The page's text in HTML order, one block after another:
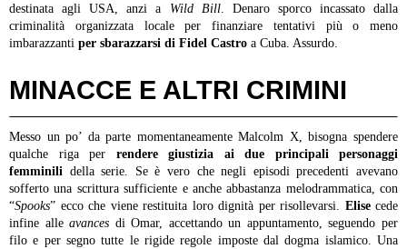
destinata agli USA, anzi a Wild Bill. Denaro sporco incassato dalla
criminalità organizzata locale per finanziare tentativi più o meno
imbarazzanti per sbarazzarsi di Fidel Castro a Cuba. Assurdo.
MINACCE E ALTRI CRIMINI
Messo un po’ da parte momentaneamente Malcolm X, bisogna spendere
qualche riga per rendere giustizia ai due principali personaggi
femminili della serie. Se è vero che negli episodi precedenti avevano
sofferto una scrittura sufficiente e anche abbastanza melodrammatica, con
“Spooks” ecco che viene restituita loro dignità per risollevarsi. Elisecede
infine alleavances di Omar, accettando un appuntamento, seguendo per
filo e per segno tutte le rigide regole imposte dal dogma islamico. Una